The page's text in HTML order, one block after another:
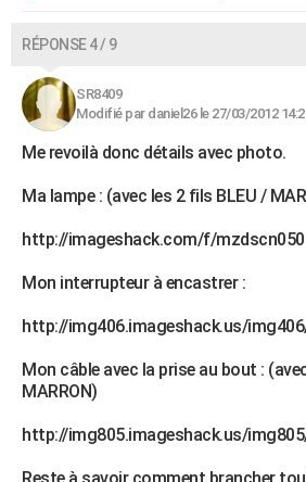
RÉPONSE 4 / 9
SR8409
Modifié par daniel26 le 27/03/2012
Me revoilà donc détails avec photo.
Ma lampe : (avec les 2 fils BLEU /
http://imageshack.com/f/
Mon interrupteur à encastrer :
http://img406.imageshack.us/
Mon câble avec la prise au bout :
MARRON)
http://img805.imageshack.us/